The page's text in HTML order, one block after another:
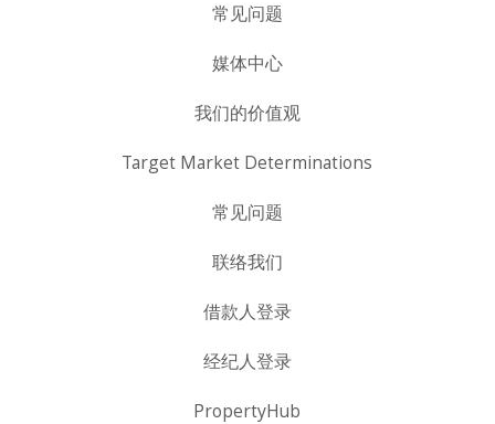
常见问题
媒体中心
我们的价值观
Target Market Determinations
常见问题
联络我们
借款人登录
经纪人登录
PropertyHub